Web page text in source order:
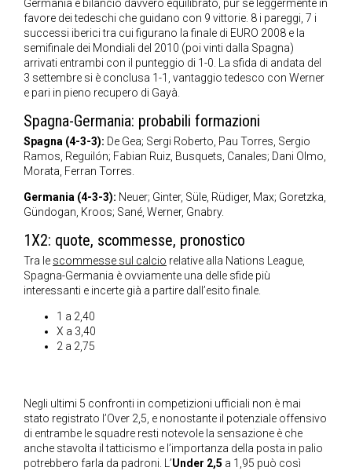
Germania e bilancio davvero equilibrato, pur se leggermente in
favore dei tedeschi che guidano con 9 vittorie. 8 i pareggi, 7 i
successi iberici tra cui figurano la finale di EURO 2008 e la
semifinale dei Mondiali del 2010 (poi vinti dalla Spagna)
arrivati entrambi con il punteggio di 1-0. La sfida di andata del
3 settembre si è conclusa 1-1, vantaggio tedesco con Werner
e pari in pieno recupero di Gayà.
Spagna-Germania: probabili formazioni
Spagna (4-3-3): De Gea; Sergi Roberto, Pau Torres, Sergio
Ramos, Reguilón; Fabian Ruiz, Busquets, Canales; Dani Olmo,
Morata, Ferran Torres.
Germania (4-3-3): Neuer; Ginter, Süle, Rüdiger, Max; Goretzka,
Gündogan, Kroos; Sané, Werner, Gnabry.
1X2: quote, scommesse, pronostico
Tra le scommesse sul calcio relative alla Nations League,
Spagna-Germania è ovviamente una delle sfide più
interessanti e incerte già a partire dall’esito finale.
1 a 2,40
X a 3,40
2 a 2,75
Negli ultimi 5 confronti in competizioni ufficiali non è mai
stato registrato l’Over 2,5, e nonostante il potenziale offensivo
di entrambe le squadre resti notevole la sensazione è che
anche stavolta il tatticismo e l’importanza della posta in palio
potrebbero farla da padroni. L’Under 2,5 a 1,95 può così